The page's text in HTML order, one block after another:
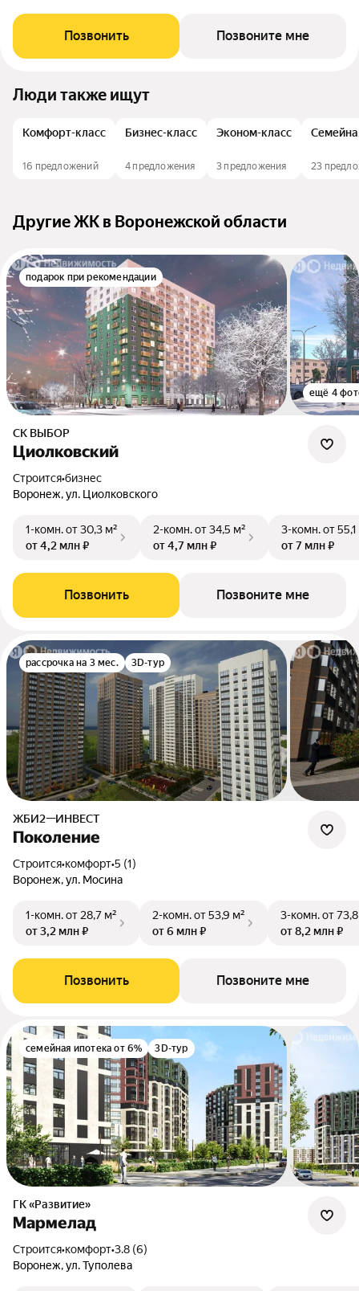
Позвонить Позвоните мне
Люди также ищут
Комфорт-класс
16 предложений
Бизнес-класс
4 предложения
Эконом-класс
3 предложения 23
Другие ЖК в Воронежской области
подарок при рекомендации
ещё 4
СК ВЫБОР
Циолковский
Строится•бизнес
Воронеж, ул. Циолковского
1-комн.от 30,3 м²
от 4,2 млн ₽
2-комн.от 34,5 м²
от 4,7 млн ₽
3-комн.от
от 7 млн ₽
Позвонить Позвоните мне
рассрочка на 3 мес. 3D-тур
ЖБИ2—ИНВЕСТ
Поколение
Строится•комфорт•5 (1)
Воронеж, ул. Мосина
1-комн.от 28,7 м²
от 3,2 млн ₽
2-комн.от 53,9 м²
от 6 млн ₽
3-комн.от
от 8,2 млн ₽
Позвонить Позвоните мне
семейная ипотека от 6% 3D-тур
ГК «Развитие»
Мармелад
Строится•комфорт•3.8 (6)
Воронеж, ул. Туполева